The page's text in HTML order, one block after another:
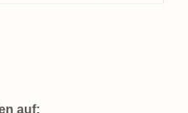
auf: